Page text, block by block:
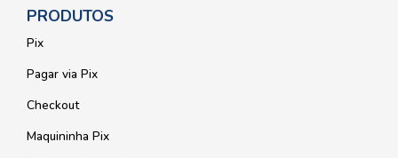
PRODUTOS
Pix
Pagar via Pix
Checkout
Maquininha Pix